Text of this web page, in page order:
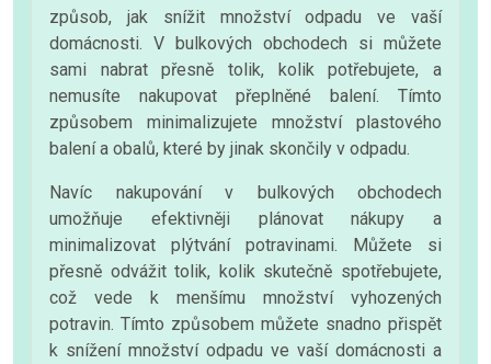
způsob, jak snížit množství odpadu ve vaší
domácnosti. V bulkových obchodech si můžete
sami nabrat přesně tolik, kolik potřebujete, a
nemusíte nakupovat přeplněné balení. Tímto
způsobem minimalizujete množství plastového
balení a obalů, které by jinak skončily v odpadu.
Navíc nakupování v bulkových obchodech
umožňuje efektivněji plánovat nákupy a
minimalizovat plýtvání potravinami. Můžete si
přesně odvážit tolik, kolik skutečně spotřebujete,
což vede k menšímu množství vyhozených
potravin. Tímto způsobem můžete snadno přispět
k snížení množství odpadu ve vaší domácnosti a